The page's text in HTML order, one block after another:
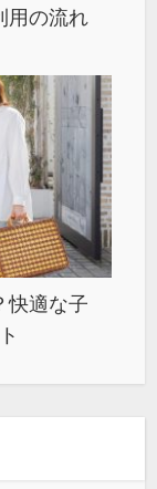
用の流れ
快適な子